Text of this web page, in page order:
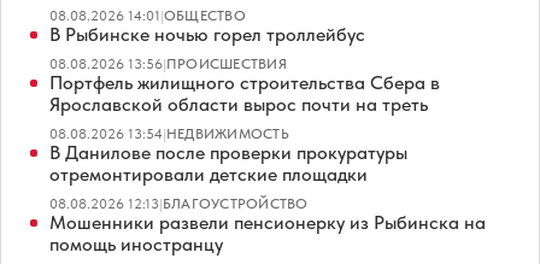
08.08.2026 14:01|ОБЩЕСТВО
В Рыбинске ночью горел троллейбус
08.08.2026 13:56|ПРОИСШЕСТВИЯ
Портфель жилищного строительства Сбера в
Ярославской области вырос почти на треть
08.08.2026 13:54|НЕДВИЖИМОСТЬ
В Данилове после проверки прокуратуры
отремонтировали детские площадки
08.08.2026 12:13|БЛАГОУСТРОЙСТВО
Мошенники развели пенсионерку из Рыбинска на
помощь иностранцу